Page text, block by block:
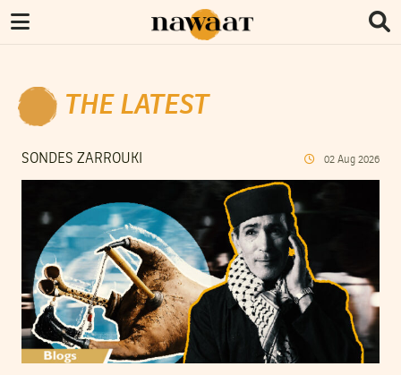
THE LATEST
SONDES ZARROUKI 02 Aug 2026